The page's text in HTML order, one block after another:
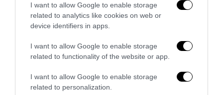
I want to allow Google to enable storage
related to analytics like cookies on web or
device identifiers in apps.
I want to allow Google to enable storage
related to functionality of the website or app.
I want to allow Google to enable storage
related to personalization.